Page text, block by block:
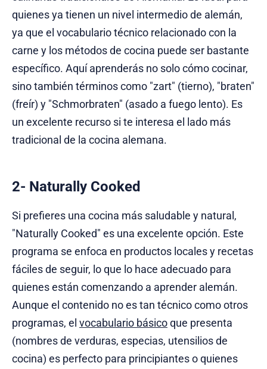
quienes ya tienen un nivel intermedio de alemán,
ya que el vocabulario técnico relacionado con la
carne y los métodos de cocina puede ser bastante
específico. Aquí aprenderás no solo cómo cocinar,
sino también términos como "zart" (tierno), "braten"
(freír) y "Schmorbraten" (asado a fuego lento). Es
un excelente recurso si te interesa el lado más
tradicional de la cocina alemana.
2- Naturally Cooked
Si prefieres una cocina más saludable y natural,
"Naturally Cooked" es una excelente opción. Este
programa se enfoca en productos locales y recetas
fáciles de seguir, lo que lo hace adecuado para
quienes están comenzando a aprender alemán.
Aunque el contenido no es tan técnico como otros
programas, el vocabulario básicoque presenta
(nombres de verduras, especias, utensilios de
cocina) es perfecto para principiantes o quienes